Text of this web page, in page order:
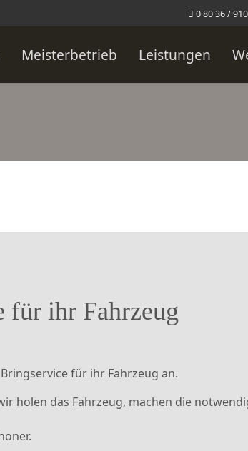
0 80 36 /
Meisterbetrieb Leistungen
für ihr Fahrzeug
für ihr Fahrzeug an.
holen das Fahrzeug, machen die